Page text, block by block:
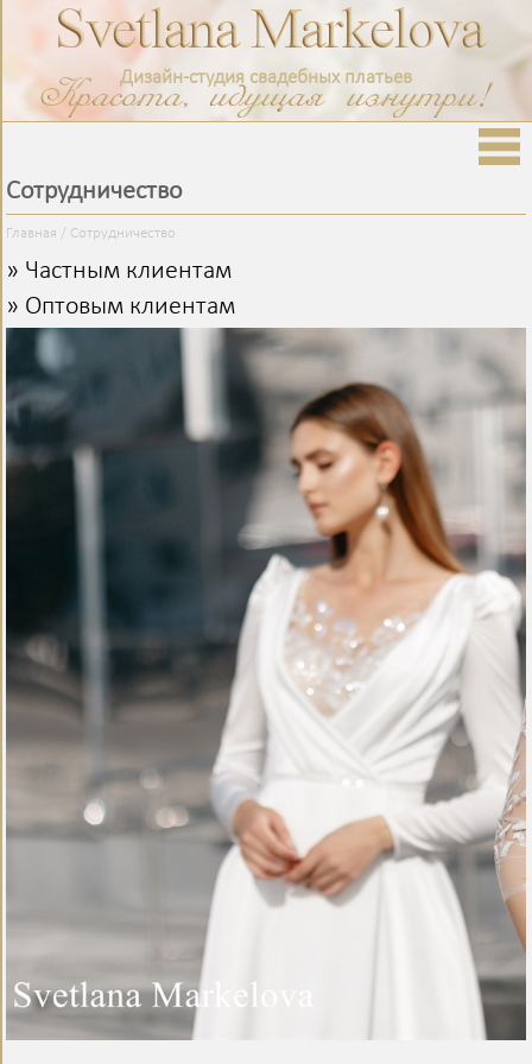
Дизайн-студия свадебных платьев
Сотрудничество
Главная / Сотрудничество
» Частным клиентам
» Оптовым клиентам